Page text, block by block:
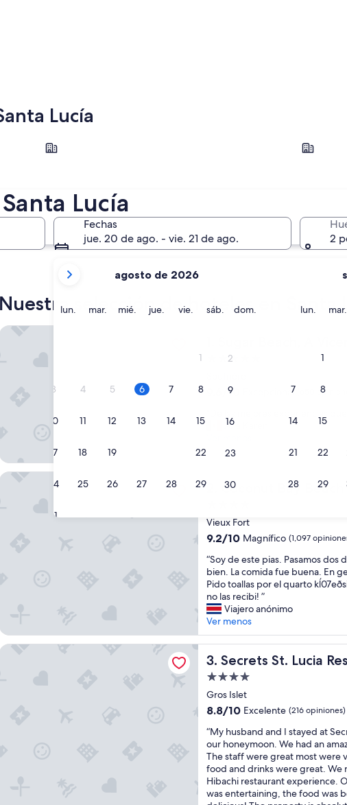
Lucía
Fechas
jue. 20 de ago. - vie. 21 de ago.
meses
son
August
agosto de 2026
lun. lunesmar. martes
mié. miércoles
jue. jueves
vie. viernes
sáb. sábado
dom.
1 2
3 4 5 6 7 8 9
10 11 12 13 14 15 16
17 18 19 22 23
24 25 26 27 28 29 30
31
lun. lunesmar.
1
7 8
14 15
21 22
28 29
2
Lucía
Gros Islet Castries
Nuestra selección de hoteles en Santa
Propiedad
Excepcional,
opiniones)
9.6/10 Excepcional (650
l
m
o
r
s
e
x
p
e
r
i
e
n
a
s
u
e
h
e
t
e
Ana Karen
Beach, A Viceroy Resort
2. Coconut Bay
Coconut Bay Beach Resort &
de
4.0
Vieux Fort
9.2
10,
Magnífico,
(1,097
opiniones)
9.2/10 Magnífico (1,097
“
S
o
y
d
e
e
s
t
p
i
a
.
P
a
s
a
m
“Soy de este pias. Pasamos dos
bien. La comida fue buena. En
Pido toallas por el quarto
no las recibi! ”
Viajero anónimo
Ver menos
Bay Beach Resort & Spa All Inclusive
3. Secrets St. Lucia
Secrets St. Lucia Resort &
Propiedad
de
4.0
Gros Islet
8.8
10,
Excelente,
(216
opiniones)
8.8/10 Excelente (216 opiniones)
“
M
y
h
u
s
“My husband and I stayed at
our honeymoon. We had an
The staff were great most were
food and drinks were great. We
Hibachi restaurant experience.
was entertaining, the food was
St. Lucia Resort & Spa All Inclusive Adults Only